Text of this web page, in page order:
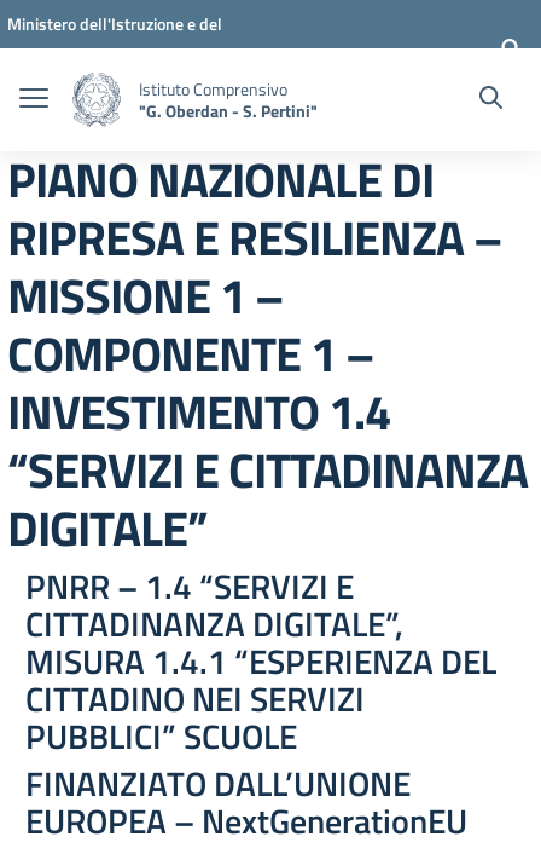
Vai ai contenuti
Vai al menu di navigazione
Vai al footer
Ministero dell'Istruzione e del
Istituto Comprensivo
"G. Oberdan - S. Pertini"
PIANO NAZIONALE DI
RIPRESA E RESILIENZA –
MISSIONE 1 –
COMPONENTE 1 –
INVESTIMENTO 1.4
“SERVIZI E CITTADINANZA
DIGITALE”
PNRR – 1.4 “SERVIZI E
CITTADINANZA DIGITALE”,
MISURA 1.4.1 “ESPERIENZA DEL
CITTADINO NEI SERVIZI
PUBBLICI” SCUOLE
FINANZIATO DALL’UNIONE
EUROPEA – NextGenerationEU